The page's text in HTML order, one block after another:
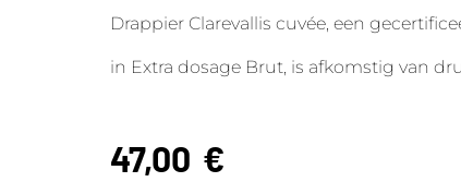
Drappier Clarevallis cuvée, een
in Extra dosage Brut, is afkomstig van
47,00 €